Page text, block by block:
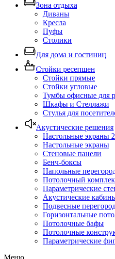
Зона отдыха
Диваны
Кресла
Пуфы
Столики
Для дома и гостиниц
Стойки ресепшен
Стойки прямые
Стойки угловые
Тумбы офисные для
Шкафы и Стеллажи
Стулья для
Акустические решения
Настольные экраны
Настольные экраны
Стеновые панели
Бенч-боксы
Напольные
Потолочный
Параметрические
Акустические
Подвесные
Горизонтальные
Потолочные бафы
Потолочные
Параметрические
Меню